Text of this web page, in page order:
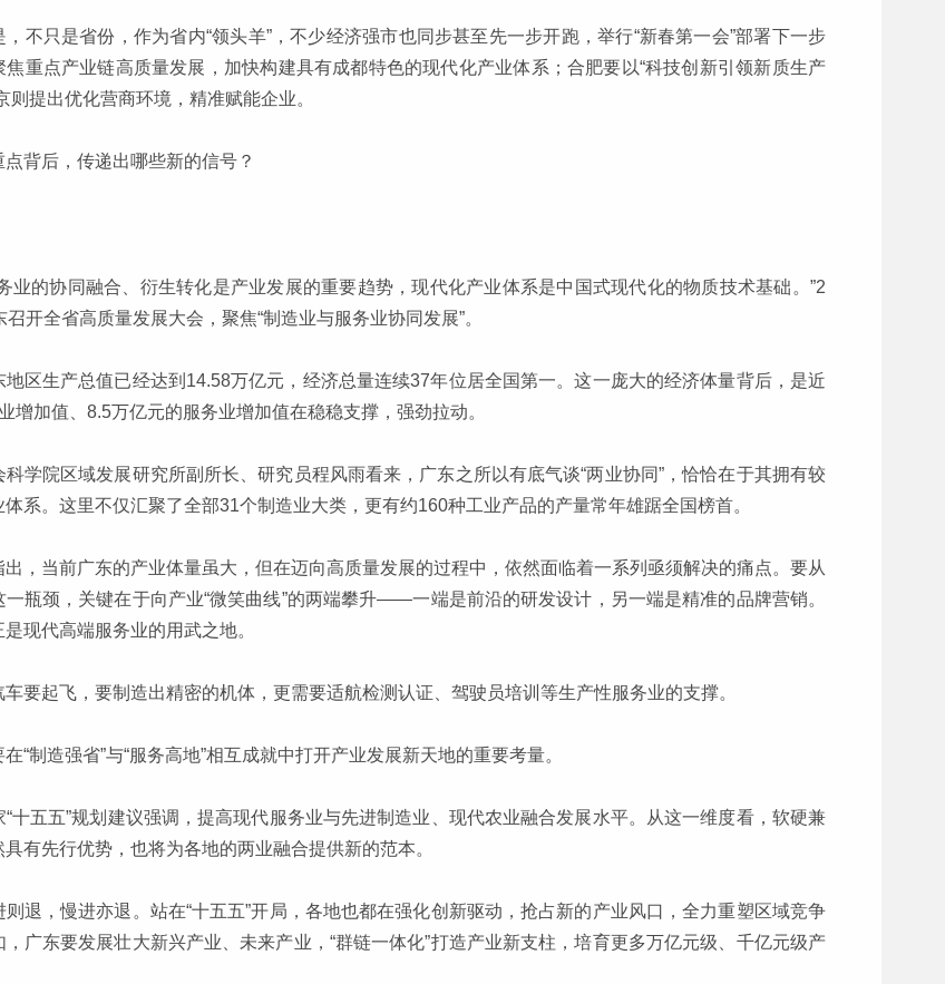
不只是省份，作为省内“领头羊”，不少经济强市也同步甚至先一步开跑，举行“新春第一会”部署下一步
焦重点产业链高质量发展，加快构建具有成都特色的现代化产业体系；合肥要以“科技创新引领新质生产
则提出优化营商环境，精准赋能企业。
背后，传递出哪些新的信号？
业的协同融合、衍生转化是产业发展的重要趋势，现代化产业体系是中国式现代化的物质技术基础。”2
召开全省高质量发展大会，聚焦“制造业与服务业协同发展”。
地区生产总值已经达到14.58万亿元，经济总量连续37年位居全国第一。这一庞大的经济体量背后，是近
增加值、8.5万亿元的服务业增加值在稳稳支撑，强劲拉动。
学院区域发展研究所副所长、研究员程风雨看来，广东之所以有底气谈“两业协同”，恰恰在于其拥有较
体系。这里不仅汇聚了全部31个制造业大类，更有约160种工业产品的产量常年雄踞全国榜首。
，当前广东的产业体量虽大，但在迈向高质量发展的过程中，依然面临着一系列亟须解决的痛点。要从
一瓶颈，关键在于向产业“微笑曲线”的两端攀升——一端是前沿的研发设计，另一端是精准的品牌营销。
现代高端服务业的用武之地。
车要起飞，要制造出精密的机体，更需要适航检测认证、驾驶员培训等生产性服务业的支撑。
“制造强省”与“服务高地”相互成就中打开产业发展新天地的重要考量。
十五五”规划建议强调，提高现代服务业与先进制造业、现代农业融合发展水平。从这一维度看，软硬兼
有先行优势，也将为各地的两业融合提供新的范本。
则退，慢进亦退。站在“十五五”开局，各地也都在强化创新驱动，抢占新的产业风口，全力重塑区域竞争
，广东要发展壮大新兴产业、未来产业，“群链一体化”打造产业新支柱，培育更多万亿元级、千亿元级产